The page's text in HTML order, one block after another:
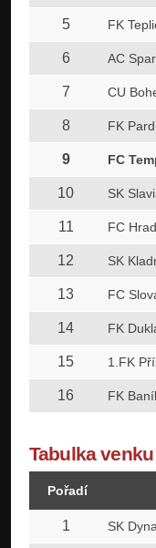
5 FK
6 AC
7 CU
8 FK
9 FC
10 SK
11 FC
12 SK
13 FC
14 FK
15 1.FK
16 FK
Tabulka venku
Pořadí
1 SK